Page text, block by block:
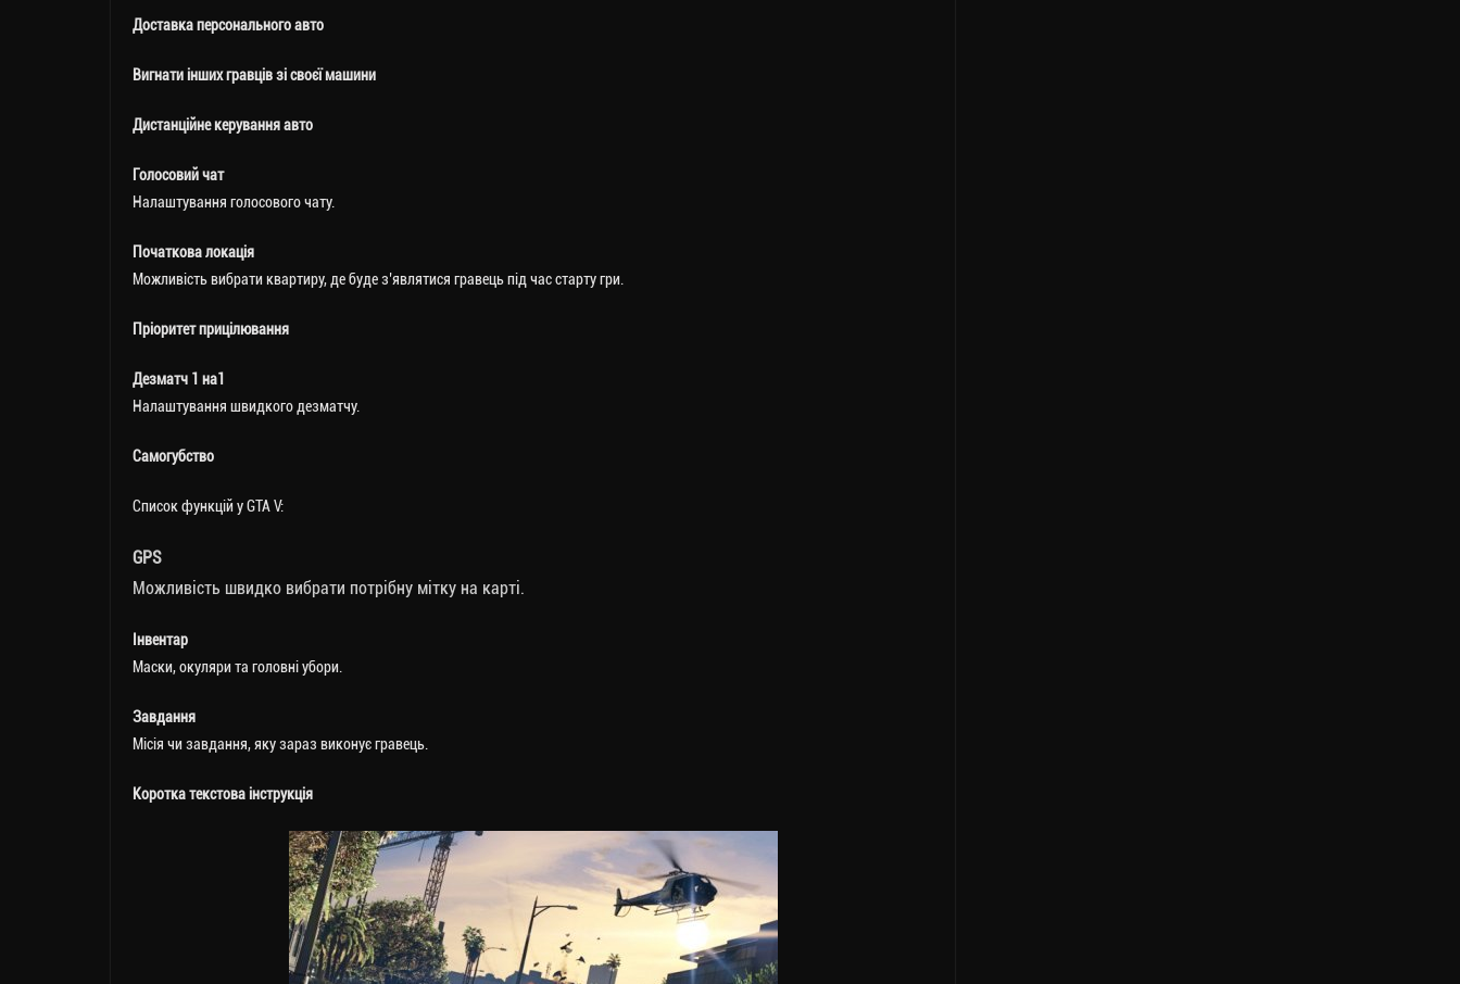
Доставка персонального авто
Вигнати інших гравців зі своєї машини
Дистанційне керування авто
Голосовий чат
Налаштування голосового чату.
Початкова локація
Можливість вибрати квартиру, де буде з’являтися гравець під час старту гри.
Пріоритет прицілювання
Дезматч 1 на1
Налаштування швидкого дезматчу.
Самогубство
Cписок функцій у GTA V:
GPS
Можливість швидко вибрати потрібну мітку на карті.
Інвентар
Маски, окуляри та головні убори.
Завдання
Місія чи завдання, яку зараз виконує гравець.
Коротка текстова інструкція